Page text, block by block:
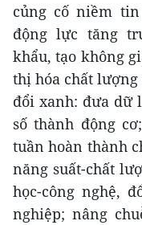
củng cố niềm
động lực tăng
khẩu, tạo không
thị hóa chất lượng
đổi xanh: đưa dữ
số thành động
tuần hoàn thành
năng suất-chất
học-công nghệ,
nghiệp; nâng